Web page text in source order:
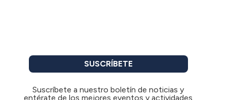
SUSCRÍBETE
Suscríbete a nuestro boletín de noticias y
entérate de los mejores eventos y actividades